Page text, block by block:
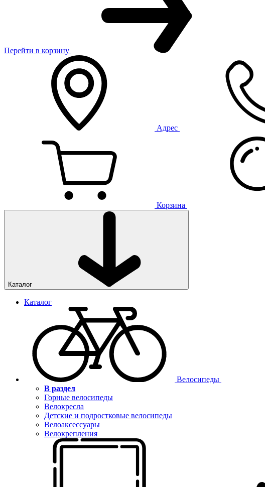
Перейти в корзину
Адрес
Корзина
Каталог
Каталог
Велосипеды
В раздел
Горные велосипеды
Велокресла
Детские и подростковые велосипеды
Велоаксессуары
Велокрепления